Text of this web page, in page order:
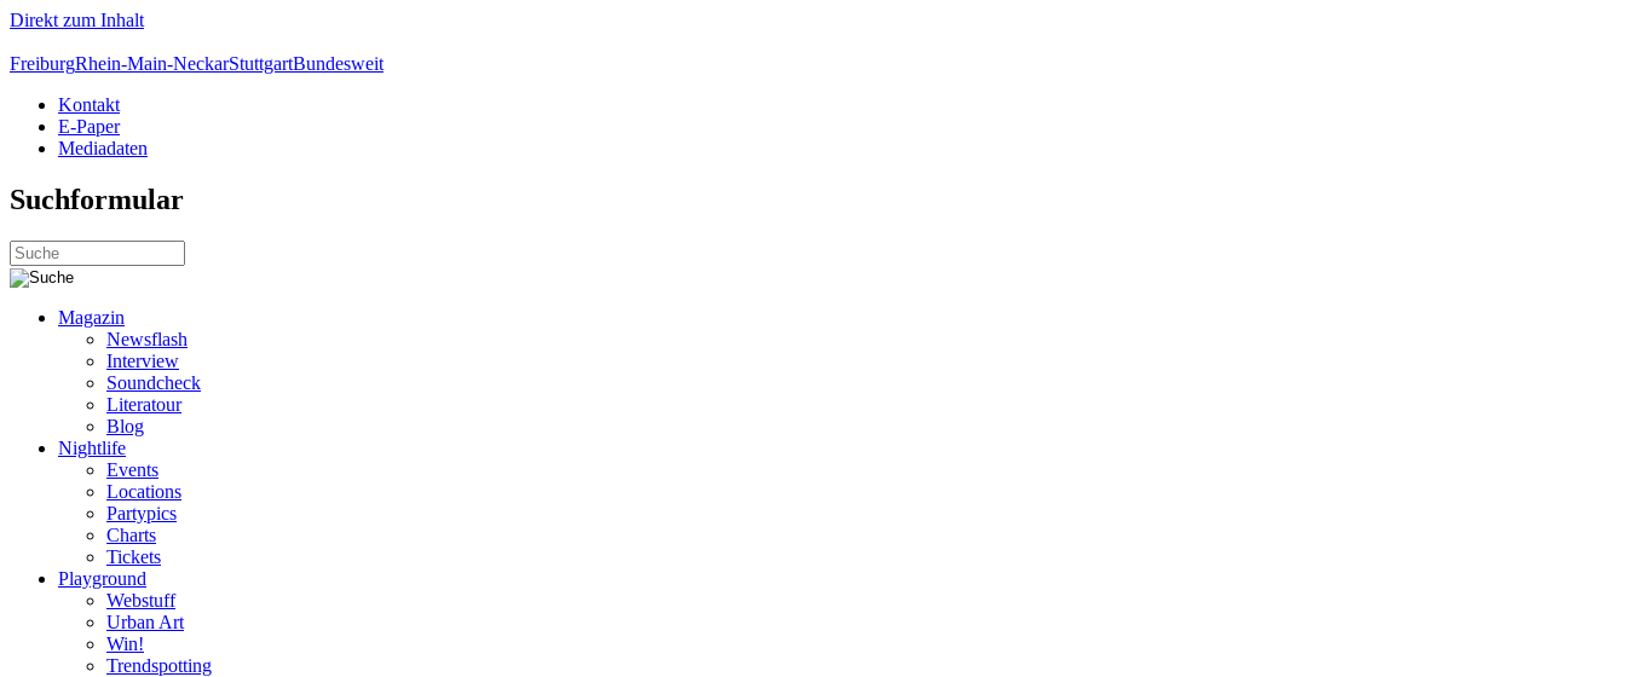
Direkt zum Inhalt
FreiburgRhein-Main-NeckarStuttgartBundesweit
Kontakt
E-Paper
Mediadaten
Suchformular
Magazin
Newsflash
Interview
Soundcheck
Literatour
Blog
Nightlife
Events
Locations
Partypics
Charts
Tickets
Playground
Webstuff
Urban Art
Win!
Trendspotting